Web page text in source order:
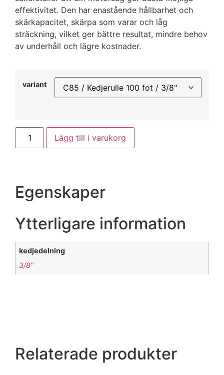
effektivitet. Den har enastående hållbarhet och
skärkapacitet, skärpa som varar och låg
sträckning, vilket ger bättre resultat, mindre behov
av underhåll och lägre kostnader.
variant
Lägg till i varukorg
Egenskaper
Ytterligare information
kedjedelning
3/8"
Relaterade produkter